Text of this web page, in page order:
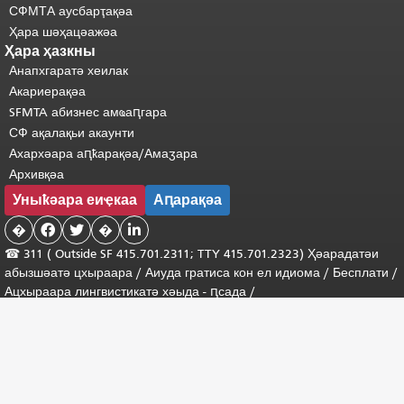
СФМТА аусбарҭақәа
Ҳара шәҳацәажәа
Ҳара ҳазкны
Анапхгаратә хеилак
Акариерақәа
SFMTA абизнес амҩаԥгара
СФ ақалақьи акаунти
Ахархәара аԥҟарақәа/Амаӡара
Архивқәа
Уныҟәара еиҿкаа Аԥарақәа
�   � 
☎ 311 ( Outside SF 415.701.2311; TTY 415.701.2323) Ҳәарадатәи
абызшәатә цхыраара / Аиуда гратиса кон ел идиома / Бесплати /
Ацхыраара лингвистикатә хәыда - ԥсада /